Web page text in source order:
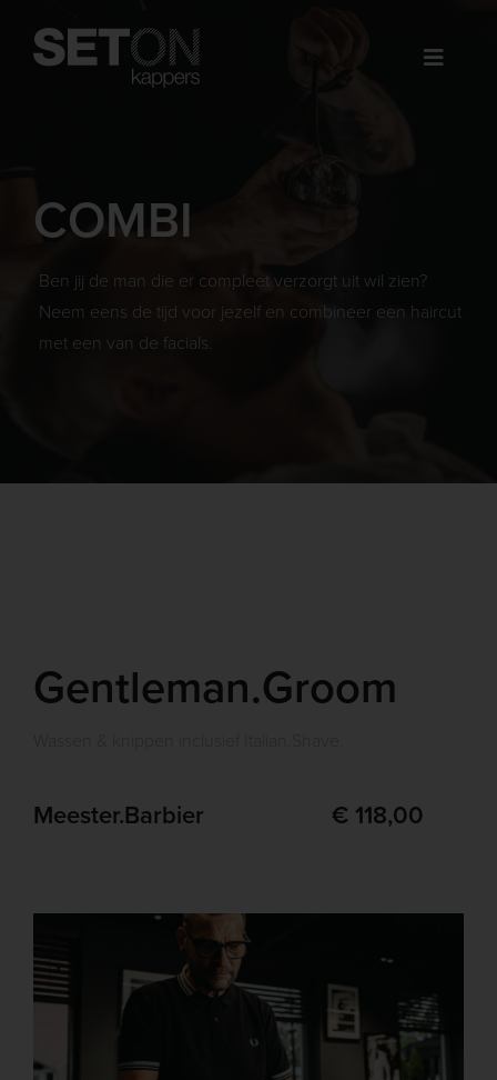
COMBI
Ben jij de man die er compleet verzorgt uit wil zien?
Neem eens de tijd voor jezelf en combineer een haircut
met een van de facials.
Gentleman.Groom
Meester.Barbier € 118,00